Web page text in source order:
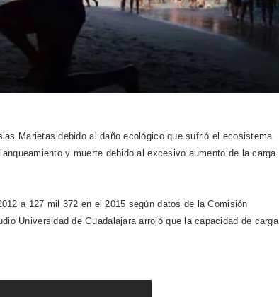
Marietas debido al daño ecológico que sufrió el ecosistema
y muerte debido al excesivo aumento de la carga
a 127 mil 372 en el 2015 según datos de la Comisión
Universidad de Guadalajara arrojó que la capacidad de carga